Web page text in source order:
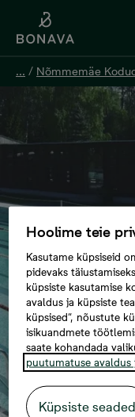
... / Nõmmemäe
Hoolime teie
Kasutame küpsiseid
pidevaks
küpsiste kasutamise
avaldus ja küpsiste
küpsised“, nõustute
isikuandmete
saate kohandada
puutumatuse avaldus
Küpsiste seaded